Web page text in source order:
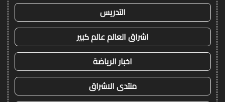
التدريس
اشراق العالم عالم كبير
اخبار الرياضة
منتدى الاشراق